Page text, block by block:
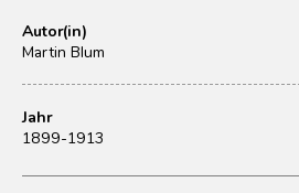
Autor(in)
Martin Blum
Jahr
1899-1913